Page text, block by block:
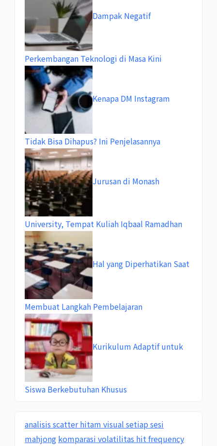
Dampak Negatif
Perkembangan Teknologi di Masa Kini
Kenapa DM Instagram
Tidak Bisa Dihapus? Ini Penjelasannya
Jurusan di Monash
University, Tempat Kuliah Iqbaal Ramadhan
Hal yang Diperhatikan Saat
Membuat Langkah Pembelajaran
Kurikulum Adaptif untuk
Siswa Berkebutuhan Khusus
analisis scatter hitam visual setiap sesi
mahjong komparasi volatilitas hit frequency